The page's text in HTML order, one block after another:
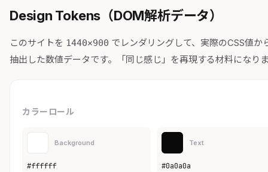
Design Tokens（DOM解析データ）
このサイトを 1440×900 でレンダリングして、実際のCSS値か
抽出した数値データです。「同じ感じ」を再現する材料になり
カラーロール
Background
#ffffff
Text
#0a0a0a